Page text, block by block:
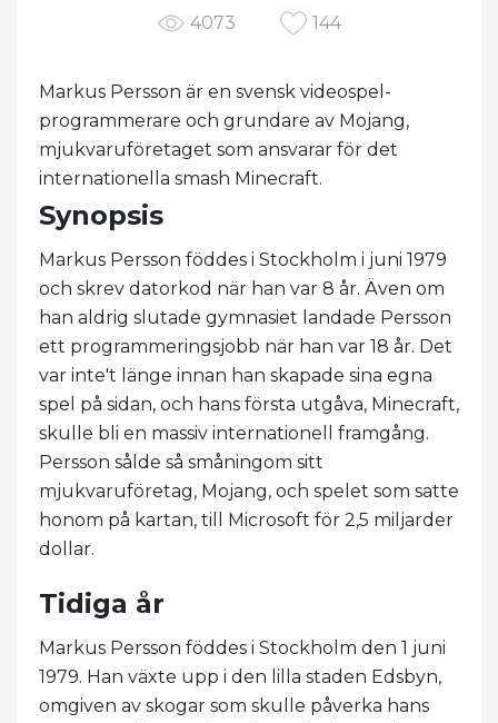
4073 144
Markus Persson är en svensk videospel-
programmerare och grundare av Mojang,
mjukvaruföretaget som ansvarar för det
internationella smash Minecraft.
Synopsis
Markus Persson föddes i Stockholm i juni 1979
och skrev datorkod när han var 8 år. Även om
han aldrig slutade gymnasiet landade Persson
ett programmeringsjobb när han var 18 år. Det
var inte't länge innan han skapade sina egna
spel på sidan, och hans första utgåva, Minecraft,
skulle bli en massiv internationell framgång.
Persson sålde så småningom sitt
mjukvaruföretag, Mojang, och spelet som satte
honom på kartan, till Microsoft för 2,5 miljarder
dollar.
Tidiga år
Markus Persson föddes i Stockholm den 1 juni
1979. Han växte upp i den lilla staden Edsbyn,
omgiven av skogar som skulle påverka hans